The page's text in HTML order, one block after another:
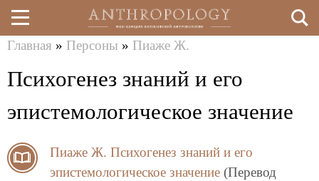
Перейти
к
здесь
Главная » Персоны » Пиаже Ж.
Психогенез знаний и его
эпистемологическое значение
Пиаже Ж. Психогенез знаний и его
эпистемологическое значение (Перевод